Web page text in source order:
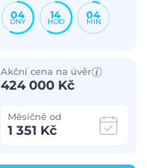
04
DNY
14
HOD
04
MIN
Měsíčně od
1 351 Kč
Akční cena na úvěr
424 000 Kč